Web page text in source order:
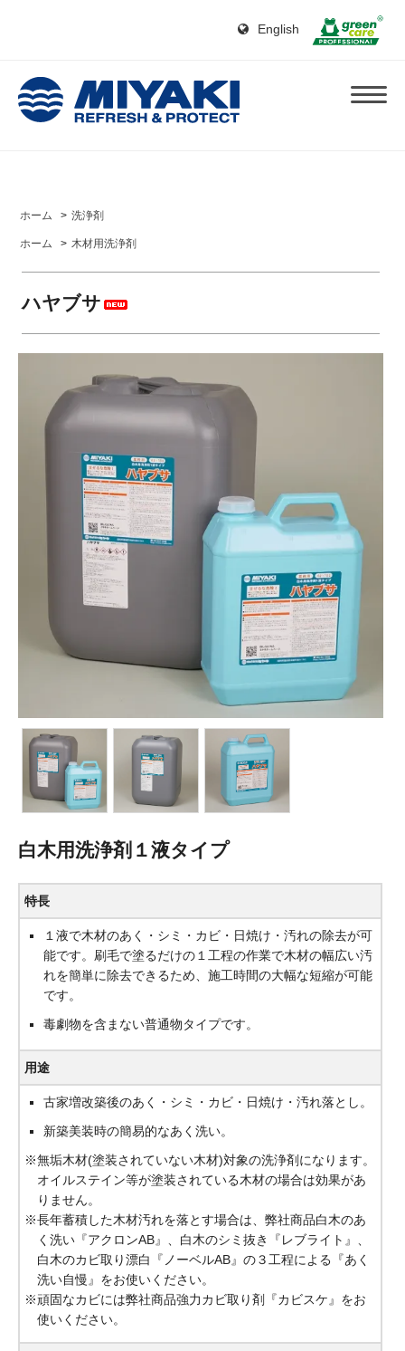
English
ホーム > 洗浄剤
ホーム > 木材用洗浄剤
ハヤブサ
白木用洗浄剤１液タイプ
特長
１液で木材のあく・シミ・カビ・日焼け・汚れの除去が可
能です。刷毛で塗るだけの１工程の作業で木材の幅広い汚
れを簡単に除去できるため、施工時間の大幅な短縮が可能
です。
毒劇物を含まない普通物タイプです。
用途
古家増改築後のあく・シミ・カビ・日焼け・汚れ落とし。
新築美装時の簡易的なあく洗い。
※無垢木材(塗装されていない木材)対象の洗浄剤になります。
オイルステイン等が塗装されている木材の場合は効果があ
りません。
※長年蓄積した木材汚れを落とす場合は、弊社商品白木のあ
く洗い『アクロンAB』、白木のシミ抜き『レブライト』、
白木のカビ取り漂白『ノーベルAB』の３工程による『あく
洗い自慢』をお使いください。
※頑固なカビには弊社商品強力カビ取り剤『カビスケ』をお
使いください。